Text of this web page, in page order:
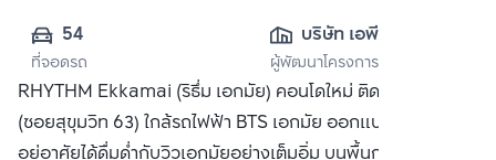
54
ที่จอดรถ
บริษัท เอพี (เอกมัย)
จำกัด
ผู้พัฒนาโครงการ
RHYTHM Ekkamai (ริธึ่ม เอกมัย) คอนโดใหม่ ติดถนนเอกมัย
(ซอยสุขุมวิท 63) ใกล้รถไฟฟ้า BTS เอกมัย ออกแบบมาเพื่อให้ผู้
อยู่อาศัยได้ดื่มด่ำกับวิวเอกมัยอย่างเต็มอิ่ม บนพื้นกระจกใสที่